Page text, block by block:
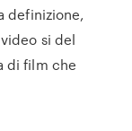
definizione,
si del
di film che